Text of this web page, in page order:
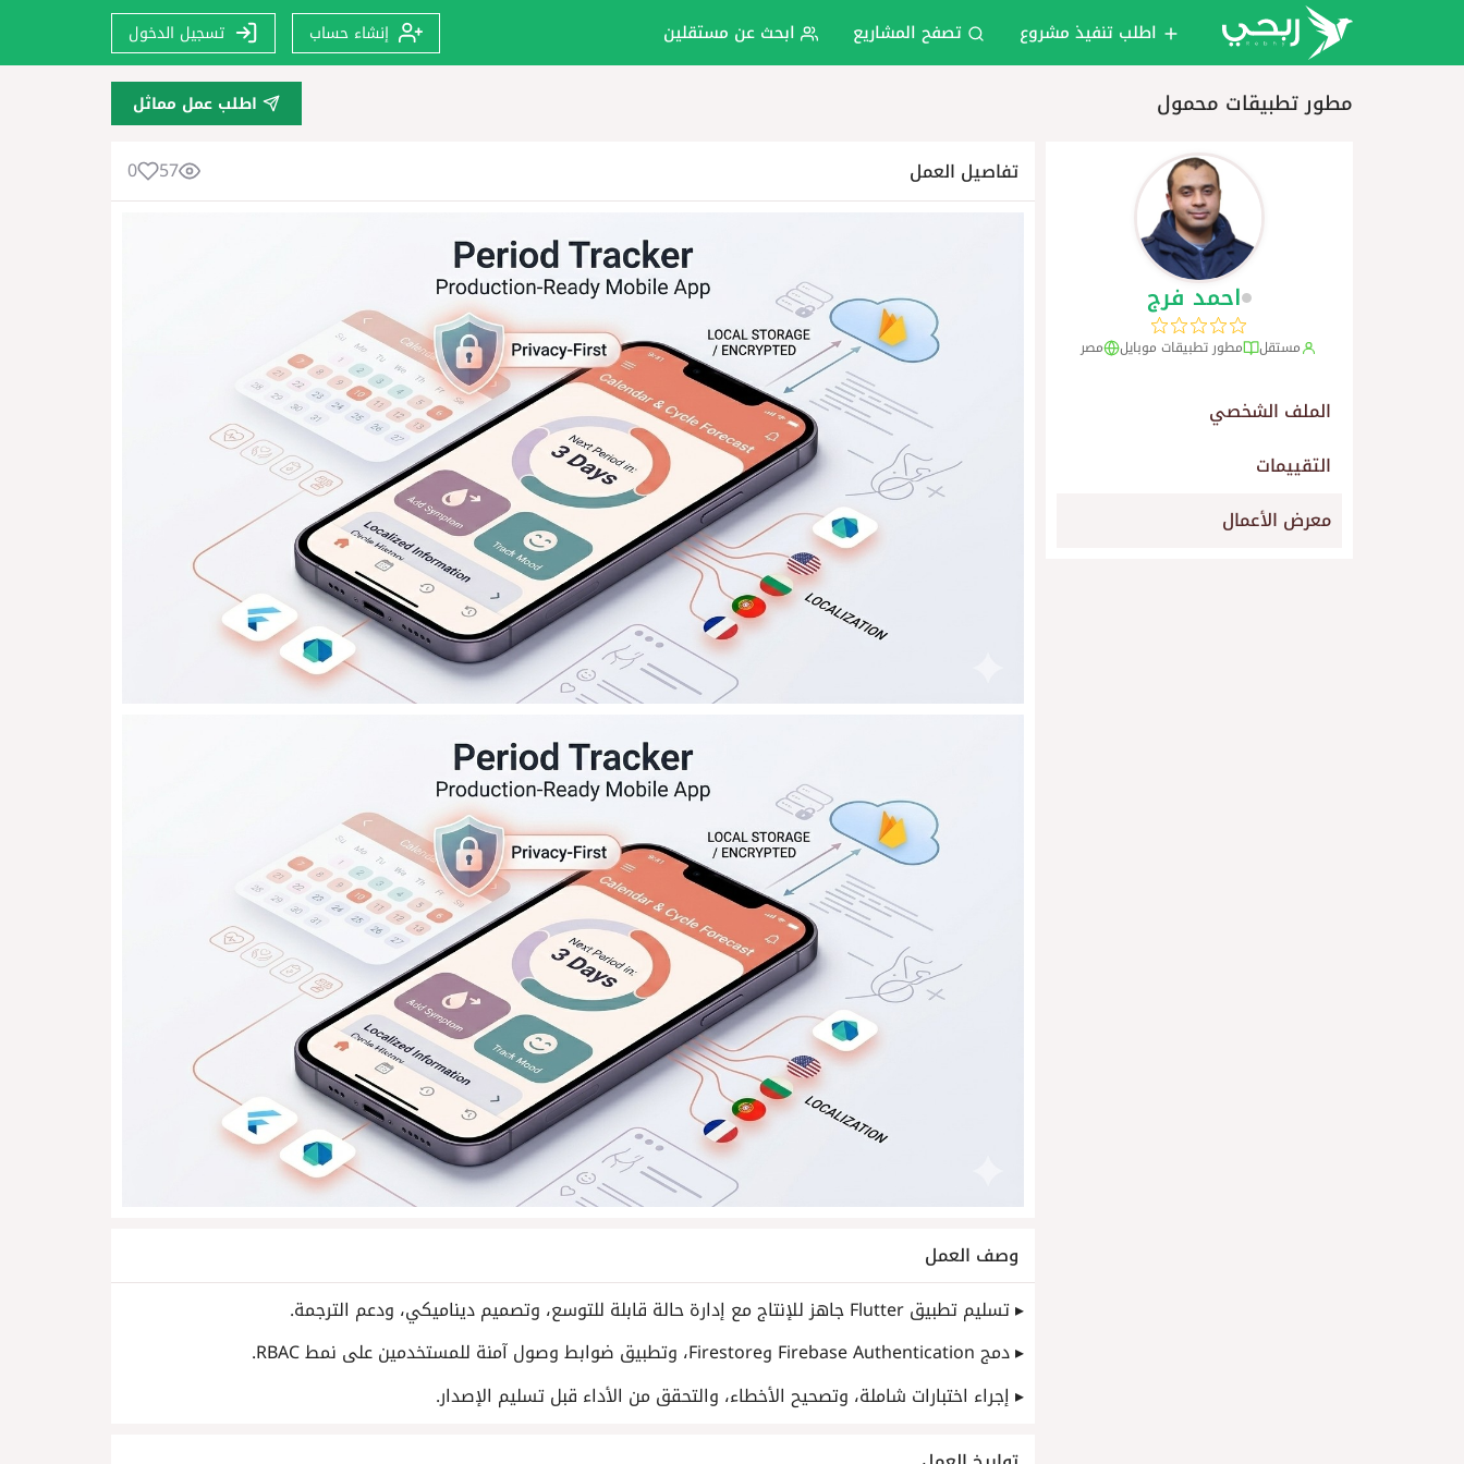
اطلب تنفيذ مشروع تصفح المشاريع ابحث عن مستقلين إنشاء حساب تسجيل الدخول
مطور تطبيقات محمول اطلب عمل مماثل
احمد فرج
مستقل مطور تطبيقات موبايل مصر
الملف الشخصي
التقييمات
معرض الأعمال
تفاصيل العمل 57
0
وصف العمل
▸ تسليم تطبيق Flutter جاهز للإنتاج مع إدارة حالة قابلة للتوسع، وتصميم ديناميكي، ودعم الترجمة.
▸ دمج Firebase Authentication وFirestore، وتطبيق ضوابط وصول آمنة للمستخدمين على نمط RBAC.
▸ إجراء اختبارات شاملة، وتصحيح الأخطاء، والتحقق من الأداء قبل تسليم الإصدار.